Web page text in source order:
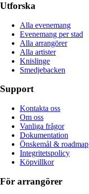
Utforska
Alla evenemang
Evenemang per stad
Alla arrangörer
Alla artister
Knislinge
Smedjebacken
Support
Kontakta oss
Om oss
Vanliga frågor
Dokumentation
Önskemål & roadmap
Integritetspolicy
Köpvillkor
För arrangörer